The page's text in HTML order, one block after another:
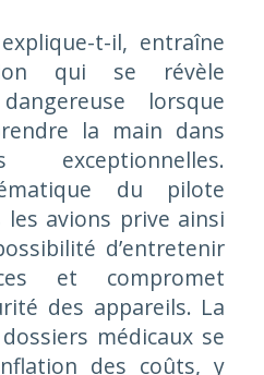
t-il, entraîne
qui se révèle
lorsque
la main dans
du pilote
avions prive ainsi
d’entretenir
et compromet
des appareils. La
médicaux se
des coûts, y